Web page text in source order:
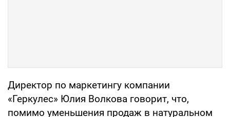
Директор по маркетингу компании
«Геркулес» Юлия Волкова говорит, что,
помимо уменьшения продаж в натуральном